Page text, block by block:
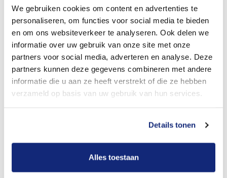
We gebruiken cookies om content en advertenties te
personaliseren, om functies voor social media te bieden
en om ons websiteverkeer te analyseren. Ook delen we
informatie over uw gebruik van onze site met onze
partners voor social media, adverteren en analyse. Deze
partners kunnen deze gegevens combineren met andere
informatie die u aan ze heeft verstrekt of die ze hebben
verzameld op basis van uw gebruik van hun services.
Details tonen
Alles toestaan
Bekijk tarieven voor begrafenis
Een betere uitvaart ervaring voor een betere